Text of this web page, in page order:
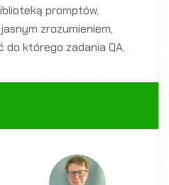
promptów,
zrozumieniem,
którego zadania QA.